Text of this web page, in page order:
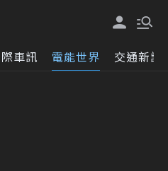
車訊 電能世界 交通新訊